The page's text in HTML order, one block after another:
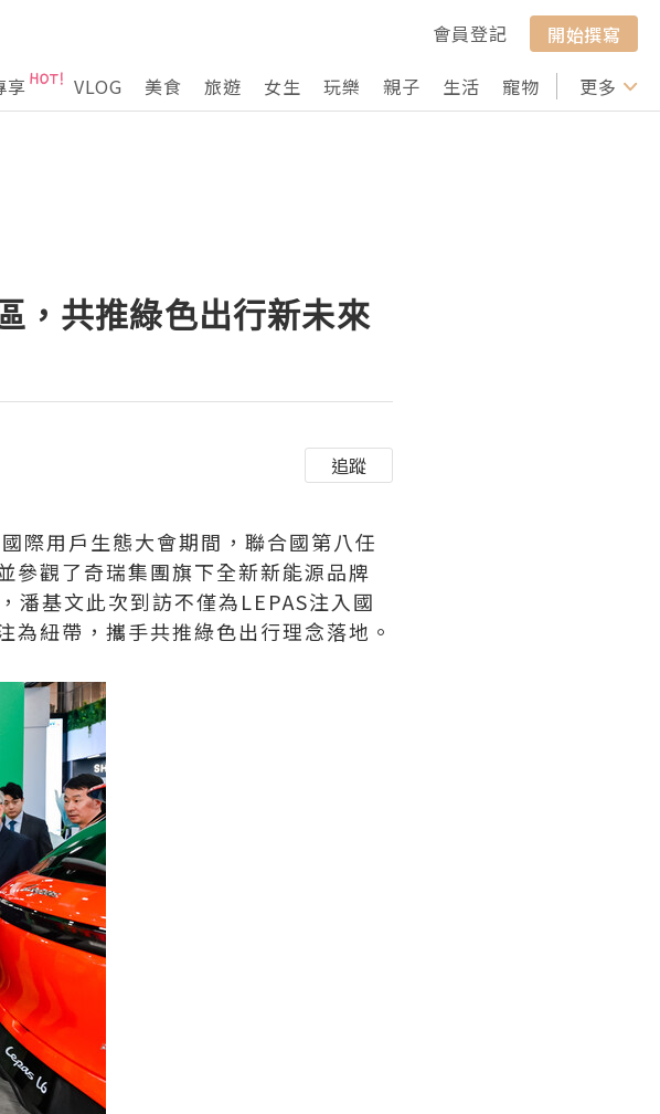
會員登記
開始撰寫
享 VLOG 美食 旅遊 女生 玩樂 親子 生活 寵物 行山 打卡
更多
，共推綠色出行新未來
追蹤
用戶生態大會期間，聯合國第八任
參觀了奇瑞集團旗下全新新能源品牌
潘基文此次到訪不僅為LEPAS注入國
紐帶，攜手共推綠色出行理念落地。